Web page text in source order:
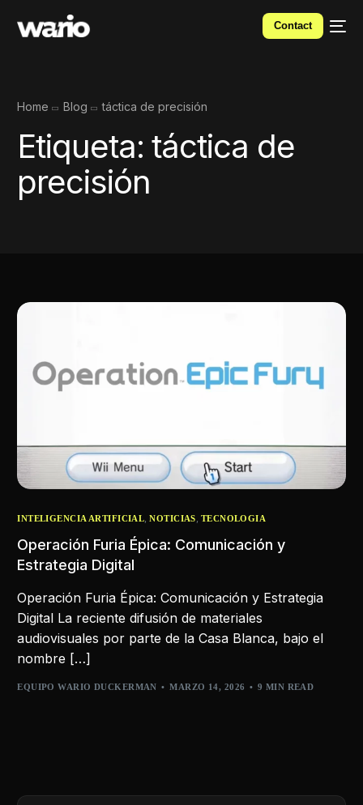
Contact
Home Blog táctica de precisión
Etiqueta:táctica de
precisión
INTELIGENCIA ARTIFICIAL,NOTICIAS, TECNOLOGIA
Operación Furia Épica: Comunicación y
Estrategia Digital
Operación Furia Épica: Comunicación y Estrategia
Digital La reciente difusión de materiales
audiovisuales por parte de la Casa Blanca, bajo el
nombre […]
EQUIPO WARIO DUCKERMAN MARZO 14, 2026 9 MIN READ